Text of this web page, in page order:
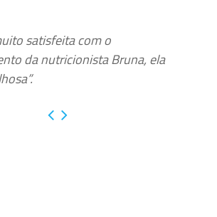
satisfeita com o
da nutricionista Bruna, ela